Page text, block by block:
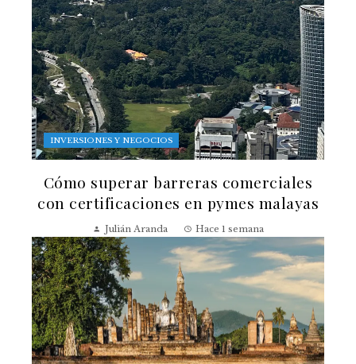
INVERSIONES Y NEGOCIOS
Cómo superar barreras comerciales
con certificaciones en pymes malayas
Julián Aranda Hace 1 semana